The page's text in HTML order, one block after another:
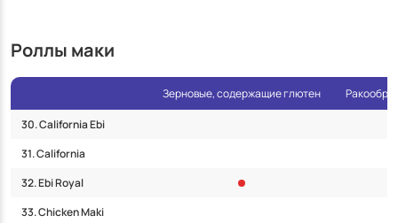
Роллы маки
Зерновые, содержащие глютен
30. California Ebi
31. California
32. Ebi Royal
33. Chicken Maki